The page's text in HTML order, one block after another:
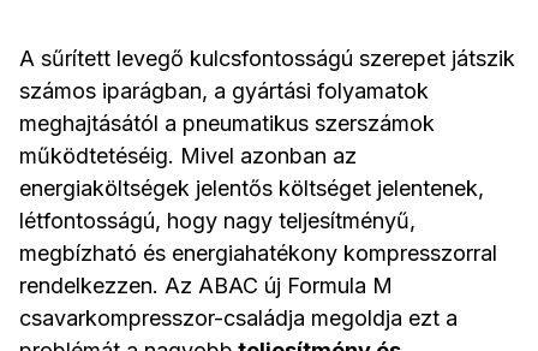
A sűrített levegő kulcsfontosságú szerepet játszik
számos iparágban, a gyártási folyamatok
meghajtásától a pneumatikus szerszámok
működtetéséig. Mivel azonban az
energiaköltségek jelentős költséget jelentenek,
létfontosságú, hogy nagy teljesítményű,
megbízható és energiahatékony kompresszorral
rendelkezzen. Az ABAC új Formula M
csavarkompresszor-családja megoldja ezt a